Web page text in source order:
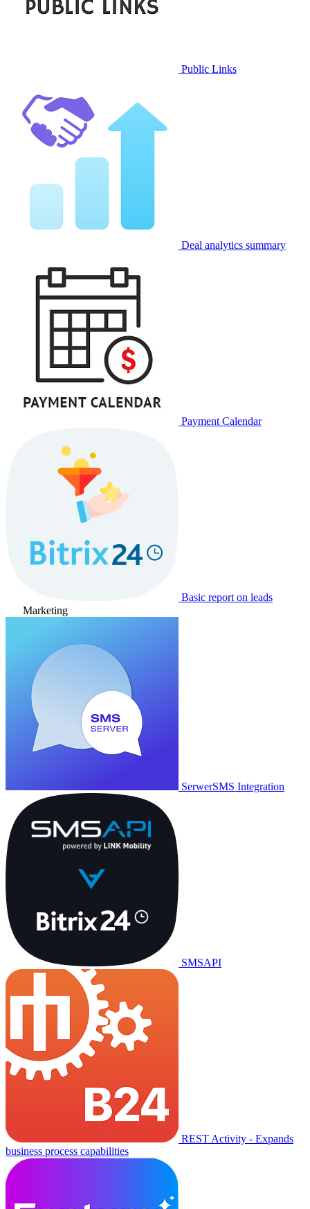
Public Links
Deal analytics summary
Payment Calendar
Basic report on leads
Marketing
SerwerSMS Integration
SMSAPI
REST Activity - Expands
business process capabilities